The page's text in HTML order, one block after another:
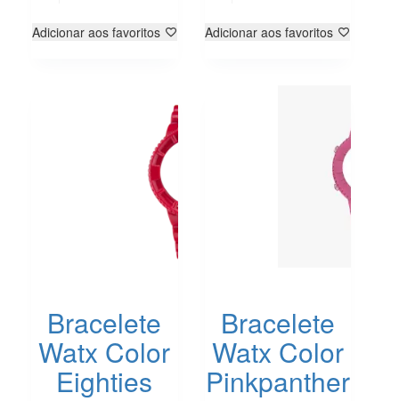
Adicionar aos favoritos Adicionar aos favoritos
Bracelete
Watx Color
Eighties
Bracelete
Watx Color
Pinkpanther